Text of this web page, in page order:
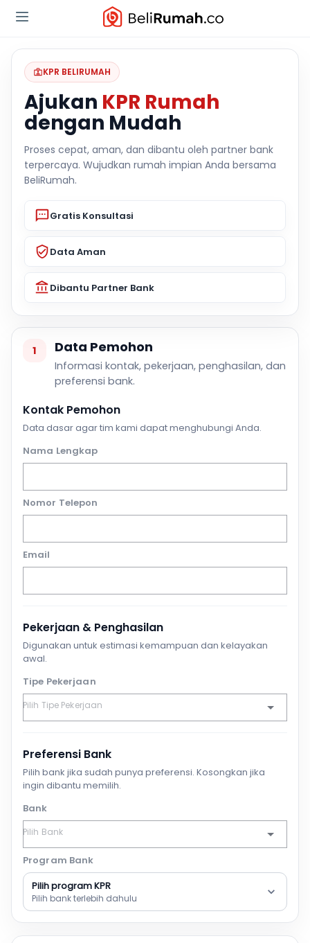
KPR BELIRUMAH
Ajukan KPR Rumah
dengan Mudah
Proses cepat, aman, dan dibantu oleh partner bank
terpercaya. Wujudkan rumah impian Anda bersama
BeliRumah.
Gratis Konsultasi
Data Aman
Dibantu Partner Bank
1 Data Pemohon
Informasi kontak, pekerjaan, penghasilan, dan
preferensi bank.
Kontak Pemohon
Data dasar agar tim kami dapat menghubungi Anda.
Nama Lengkap
Nomor Telepon
Email
Pekerjaan & Penghasilan
Digunakan untuk estimasi kemampuan dan kelayakan
awal.
Tipe Pekerjaan
Preferensi Bank
Pilih bank jika sudah punya preferensi. Kosongkan jika
ingin dibantu memilih.
Bank
Program Bank
Pilih program KPR
Pilih bank terlebih dahulu